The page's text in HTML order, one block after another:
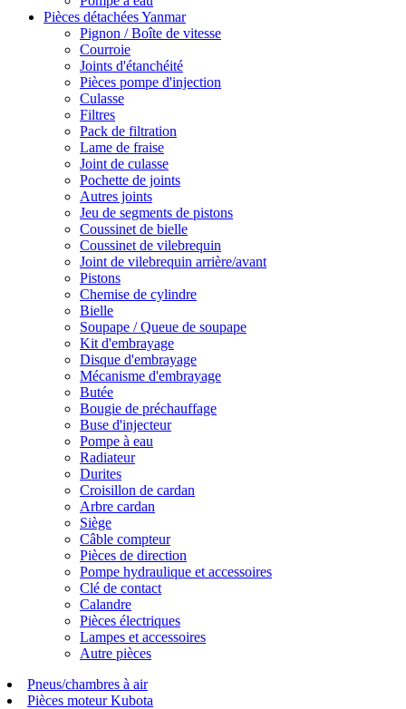
Pièces détachées Yanmar
Pignon / Boîte de vitesse
Courroie
Joints d'étanchéité
Pièces pompe d'injection
Culasse
Filtres
Pack de filtration
Lame de fraise
Joint de culasse
Pochette de joints
Autres joints
Jeu de segments de pistons
Coussinet de bielle
Coussinet de vilebrequin
Joint de vilebrequin arrière/avant
Pistons
Chemise de cylindre
Bielle
Soupape / Queue de soupape
Kit d'embrayage
Disque d'embrayage
Mécanisme d'embrayage
Butée
Bougie de préchauffage
Buse d'injecteur
Pompe à eau
Radiateur
Durites
Croisillon de cardan
Arbre cardan
Siège
Câble compteur
Pièces de direction
Pompe hydraulique et accessoires
Clé de contact
Calandre
Pièces électriques
Lampes et accessoires
Autre pièces
Pneus/chambres à air
Pièces moteur Kubota